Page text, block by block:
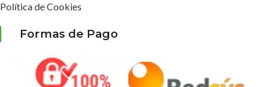
Política de Cookies
Formas de Pago